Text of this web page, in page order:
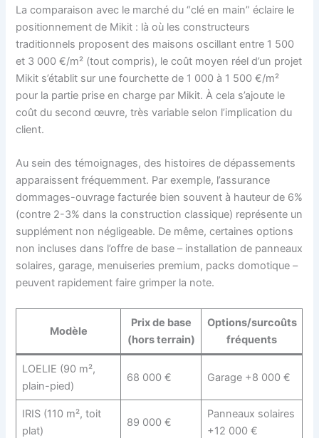
La comparaison avec le marché du “clé en main” éclaire le
positionnement de Mikit : là où les constructeurs
traditionnels proposent des maisons oscillant entre 1 500
et 3 000 €/m² (tout compris), le coût moyen réel d’un projet
Mikit s’établit sur une fourchette de 1 000 à 1 500 €/m²
pour la partie prise en charge par Mikit. À cela s’ajoute le
coût du second œuvre, très variable selon l’implication du
client.
Au sein des témoignages, des histoires de dépassements
apparaissent fréquemment. Par exemple, l’assurance
dommages-ouvrage facturée bien souvent à hauteur de 6%
(contre 2-3% dans la construction classique) représente un
supplément non négligeable. De même, certaines options
non incluses dans l’offre de base – installation de panneaux
solaires, garage, menuiseries premium, packs domotique –
peuvent rapidement faire grimper la note.
Modèle
Prix de base
(hors terrain)
Options/surcoûts
fréquents
LOELIE (90 m²,
plain-pied)
68 000 € Garage +8 000 €
IRIS (110 m², toit
plat)
89 000 €
Panneaux solaires
+12 000 €